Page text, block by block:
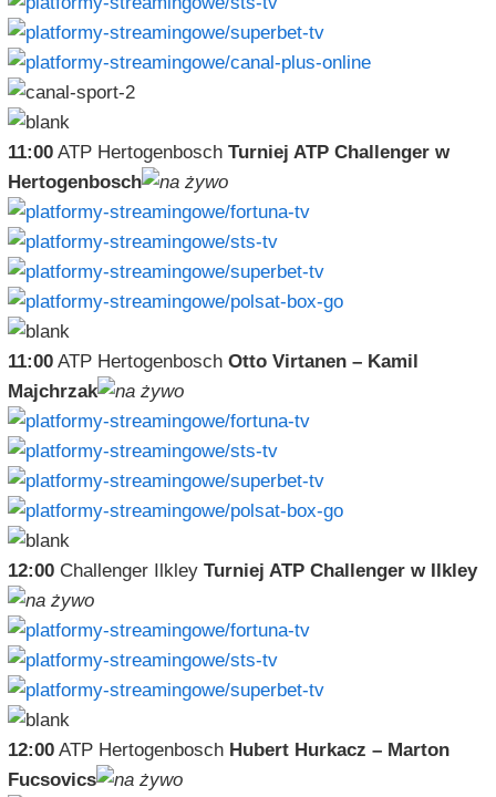
11:00ATP Hertogenbosch Turniej ATP Challenger w
Hertogenbosch
11:00ATP Hertogenbosch Otto Virtanen – Kamil
Majchrzak
12:00Challenger Ilkley Turniej ATP Challenger w Ilkley
12:00ATP Hertogenbosch Hubert Hurkacz – Marton
Fucsovics